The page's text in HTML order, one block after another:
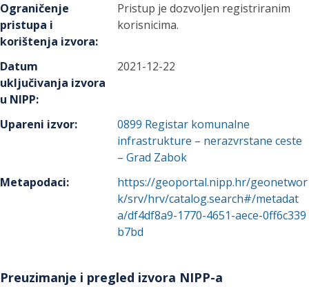
Ograničenje
pristupa i
korištenja izvora:
Pristup je dozvoljen registriranim
korisnicima.
Datum
uključivanja izvora
u NIPP:
2021-12-22
Upareni izvor: 0899 Registar komunalne
infrastrukture – nerazvrstane ceste
– Grad Zabok
Metapodaci:
https://geoportal.nipp.hr/geonetwor
k/srv/hrv/catalog.search#/metadat
a/df4df8a9-1770-4651-aece-0ff6c339
b7bd
Preuzimanje i pregled izvora NIPP-a